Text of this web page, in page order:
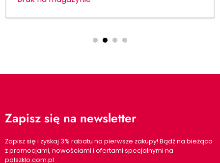
Zapisz się na newsletter
Zapisz się i zyskaj 3% rabatu na pierwsze zakupy! Bądź na bieżąco
z promocjami, nowościami i ofertami specjalnymi na
polszklo.com.pl